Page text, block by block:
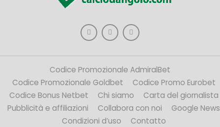
Codice Promozionale AdmiralBet
Codice Promozionale Goldbet
Codice Promo Eurobet
Codice Bonus Netbet
Chi siamo
Carta del giornalista
Pubblicità e affiliazioni
Collabora con noi
Google News
Condizioni d’uso
Contatto